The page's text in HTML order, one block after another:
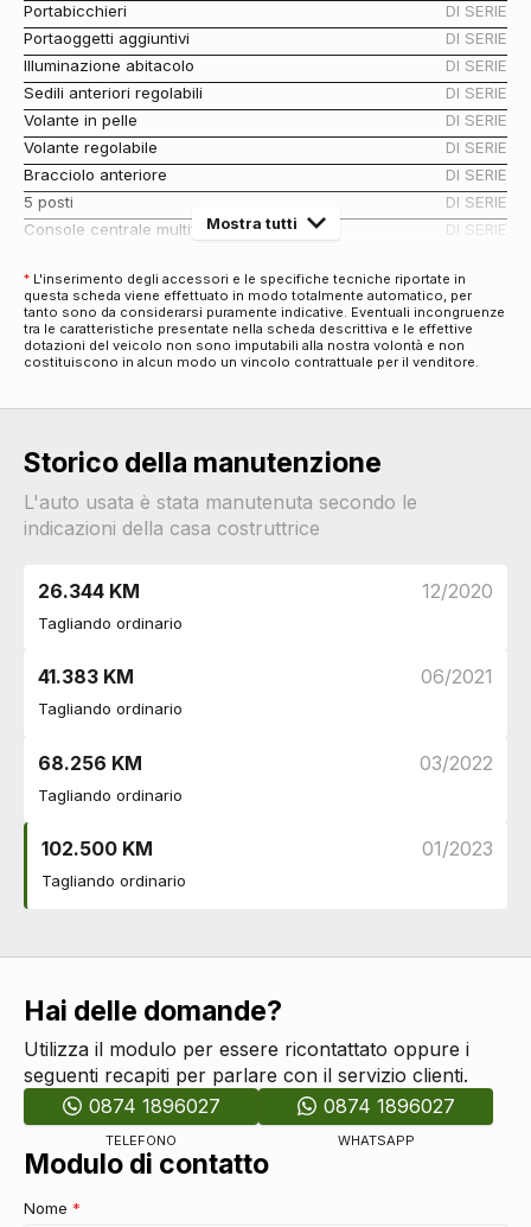
Portabicchieri
DI SERIE
Portaoggetti aggiuntivi
DI SERIE
Illuminazione abitacolo
DI SERIE
Sedili anteriori regolabili
DI SERIE
Volante in pelle
DI SERIE
Volante regolabile
DI SERIE
Bracciolo anteriore
DI SERIE
5 posti
DI SERIE
Console centrale multifunzione
DI SERIE
Sedili abbattibili
DI SERIE
Copertura vano bagagli
DI SERIE
Supporto lombare
DI SERIE
Antifurti
Chiusura centralizzata
Assetto e Sospensioni
Sospensioni regolabili
Lettore cd/dvd
DI SERIE
Impianto audio
Computer di bordo
DI SERIE
Radio digitale dab
Cambio automatico DI SERIE
Cerchi
Cerchi in lega da 18
Connettività
Presa 12v aggiuntiva
Wi-fi
Recupero energia in frenata
Start & stop
Esterni
Maniglie esterne in tinta
DI SERIE
Indicatori di direzione integrati negli specchietti
DI SERIE
Paraurti in tinta
Specchietti retrovisori in tinta
Mostra tutti
* L'inserimento degli accessori e le specifiche tecniche riportate in
questa scheda viene effettuato in modo totalmente automatico, per
tanto sono da considerarsi puramente indicative. Eventuali incongruenze
tra le caratteristiche presentate nella scheda descrittiva e le effettive
dotazioni del veicolo non sono imputabili alla nostra volontà e non
costituiscono in alcun modo un vincolo contrattuale per il venditore.
Storico della manutenzione
L'auto usata è stata manutenuta secondo le
indicazioni della casa costruttrice
26.344 KM 12/2020
Tagliando ordinario
41.383 KM 06/2021
Tagliando ordinario
68.256 KM 03/2022
Tagliando ordinario
102.500 KM 01/2023
Tagliando ordinario
Hai delle domande?
Utilizza il modulo per essere ricontattato oppure i
seguenti recapiti per parlare con il servizio clienti.
0874 1896027
TELEFONO
0874 1896027
WHATSAPP
Modulo di contatto
Nome *